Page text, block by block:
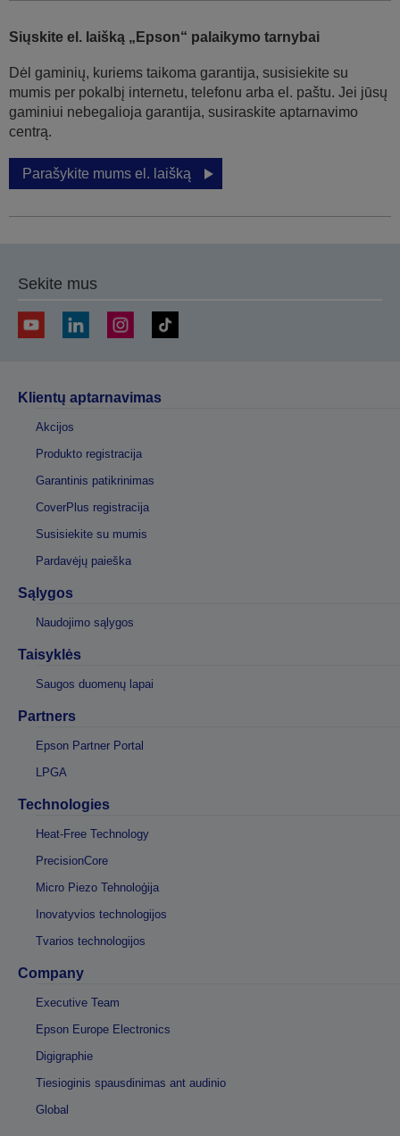
Siųskite el. laišką „Epson“ palaikymo tarnybai
Dėl gaminių, kuriems taikoma garantija, susisiekite su
mumis per pokalbį internetu, telefonu arba el. paštu. Jei jūsų
gaminiui nebegalioja garantija, susiraskite aptarnavimo
centrą.
Parašykite mums el. laišką
Sekite mus
Klientų aptarnavimas
Akcijos
Produkto registracija
Garantinis patikrinimas
CoverPlus registracija
Susisiekite su mumis
Pardavėjų paieška
Sąlygos
Naudojimo sąlygos
Taisyklės
Saugos duomenų lapai
Partners
Epson Partner Portal
LPGA
Technologies
Heat-Free Technology
PrecisionCore
Micro Piezo Tehnoloģija
Inovatyvios technologijos
Tvarios technologijos
Company
Executive Team
Epson Europe Electronics
Digigraphie
Tiesioginis spausdinimas ant audinio
Global